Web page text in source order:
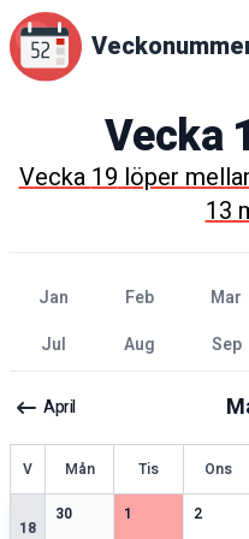
Vecka
Vecka19löper
13
jan feb mar
jul
aug sep
April
Vecka Mån Tis Ons
18
30
3speciella datum
12 speciella datum
2
2